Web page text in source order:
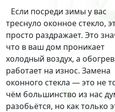
Если посреди зимы у вас
треснуло оконное стекло,
просто раздражает. Это
что в ваш дом проникает
холодный воздух, а
работает на износ. Замена
оконного стекла — это не
чём большинство из нас
разобьётся, но как только